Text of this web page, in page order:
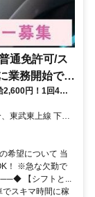
通免許可/ス
業務開始でき
2,600円！1回4時
回・4時間でOK
！
東武東上線 下板
歩約8分
希望について 当
！ ※急な欠勤で
【シフトと...
スキマ時間に稼